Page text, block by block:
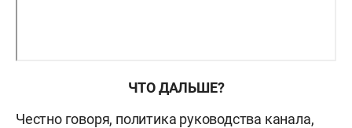
ЧТО ДАЛЬШЕ?
Честно говоря, политика руководства канала,